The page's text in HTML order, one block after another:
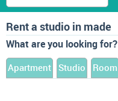
Rent a studio in made
What are you looking for?
Apartment Studio Room